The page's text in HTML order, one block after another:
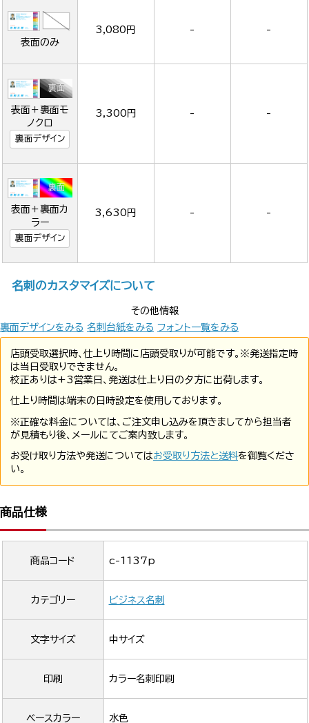
表面のみ
3,080円 - -
表面＋裏面モ
ノクロ
裏面デザイン
3,300円 - -
表面＋裏面カ
ラー
裏面デザイン
3,630円 - -
名刺のカスタマイズについて
その他情報
裏面デザインをみる 名刺台紙をみる フォント一覧をみる
店頭受取選択時、仕上り時間に店頭受取りが可能です。※発送指定時
は当日受取りできません。
校正ありは+3営業日、発送は仕上り日の夕方に出荷します。
仕上り時間は端末の日時設定を使用しております。
※正確な料金については、ご注文申し込みを頂きましてから担当者
が見積もり後、メールにてご案内致します。
お受け取り方法や発送についてはお受取り方法と送料を御覧くださ
い。
商品仕様
商品コード c-1137p
カテゴリー ビジネス名刺
文字サイズ 中サイズ
印刷 カラー名刺印刷
ベースカラー 水色